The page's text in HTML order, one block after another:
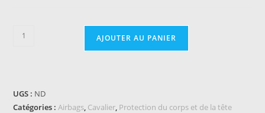
quantité
SPARK
-
AJOUTER AU PANIER
UGS : ND
Catégories :Airbags Cavalier Protection du corps et de la tête